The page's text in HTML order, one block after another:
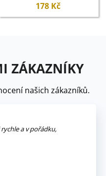
178 Kč
ZÁKAZNÍKY
našich zákazníků.
a v pořádku,